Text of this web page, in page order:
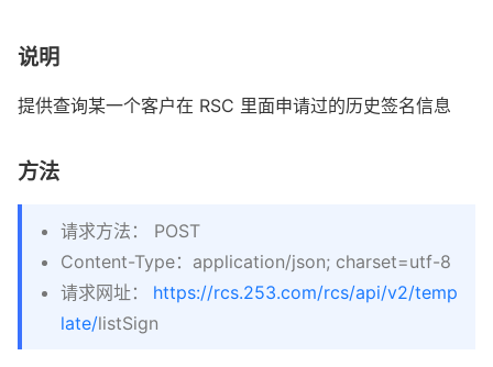
],
}
说明
提供查询某一个客户在 RSC 里面申请过的历史签名信息
方法
请求方法： POST
Content-Type：application/json; charset=utf-8
请求网址：
https://rcs.253.com/rcs/api/v2/temp
late/listSign